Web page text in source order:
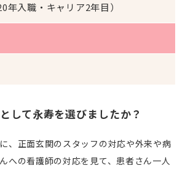
年入職・キャリア2年目）
して永寿を選びましたか？
、正面玄関のスタッフの対応や外来や病
への看護師の対応を見て、患者さん一人